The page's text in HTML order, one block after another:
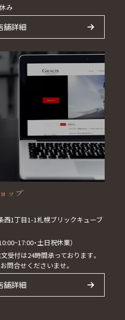
み
舗詳細
ップ
西1丁目1-1札幌ブリックキューブ
・土日祝休業）
受付は24時間承っております。
問合せくださいませ。
舗詳細